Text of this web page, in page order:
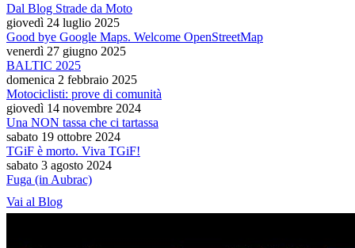
Dal Blog Strade da Moto
giovedì 24 luglio 2025
Good bye Google Maps. Welcome OpenStreetMap
venerdì 27 giugno 2025
BALTIC 2025
domenica 2 febbraio 2025
Motociclisti: prove di comunità
giovedì 14 novembre 2024
Una NON tassa che ci tartassa
sabato 19 ottobre 2024
TGiF è morto. Viva TGiF!
sabato 3 agosto 2024
Fuga (in Aubrac)
Vai al Blog